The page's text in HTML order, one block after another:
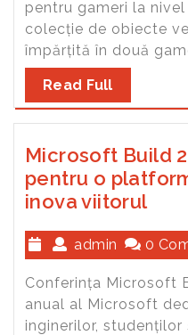
pentru gameri la
colecție de obiecte
împărțită în două
Read Full
Microsoft Build
pentru o
inova viitorul
admin 0
Conferința Microsoft
anual al Microsoft
inginerilor,